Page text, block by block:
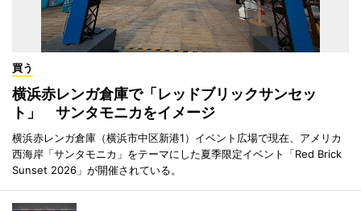
買う
横浜赤レンガ倉庫で「レッドブリックサンセッ
ト」 サンタモニカをイメージ
横浜赤レンガ倉庫（横浜市中区新港1）イベント広場で現在、アメリカ
西海岸「サンタモニカ」をテーマにした夏季限定イベント「Red Brick
Sunset 2026」が開催されている。